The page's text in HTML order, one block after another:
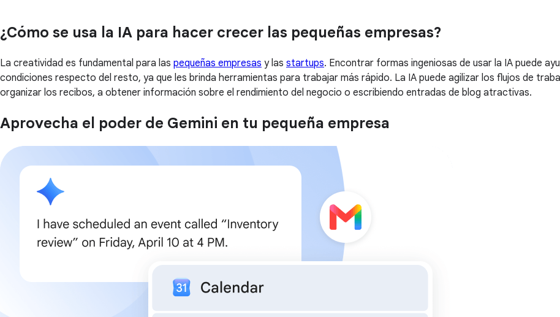
¿Cómo se usa la IA para hacer crecer las pequeñas empresas?
La creatividad es fundamental para las pequeñas empresas y las startups. Encontrar formas ingeniosas de usar la IA puede
condiciones respecto del resto, ya que les brinda herramientas para trabajar más rápido. La IA puede agilizar los flujos de
organizar los recibos, a obtener información sobre el rendimiento del negocio o escribiendo entradas de blog atractivas.
Aprovecha el poder de Gemini en tu pequeña empresa